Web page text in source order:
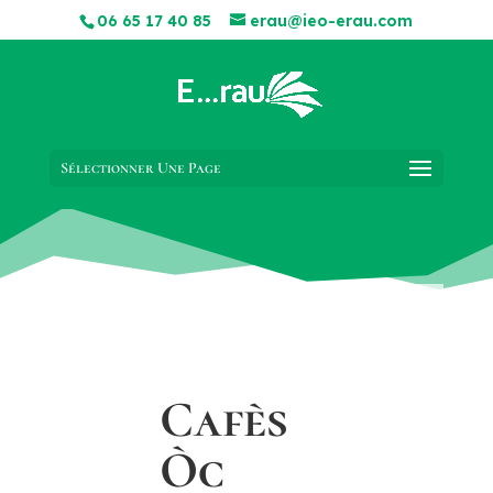
06 65 17 40 85 erau@ieo-erau.com
Sélectionner Une Page
Cafès
Òc